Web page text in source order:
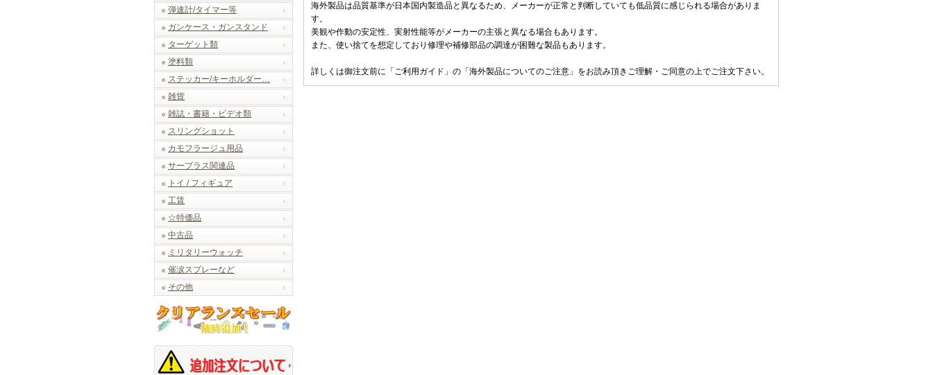
弾速計/タイマー等
ガンケース・ガンスタンド
ターゲット類
塗料類
ステッカー/キーホルダー…
雑貨
雑誌・書籍・ビデオ類
スリングショット
カモフラージュ用品
サープラス関連品
トイ / フィギュア
工賃
☆特価品
中古品
ミリタリーウォッチ
催涙スプレーなど
その他
海外製品は品質基準が日本国内製造品と異なるため、メーカーが正常と判断していても低品質に感じられる場合がありま
す。
美観や作動の安定性、実射性能等がメーカーの主張と異なる場合もあります。
また、使い捨てを想定しており修理や補修部品の調達が困難な製品もあります。
詳しくは御注文前に「ご利用ガイド」の「海外製品についてのご注意」をお読み頂きご理解・ご同意の上でご注文下さい。